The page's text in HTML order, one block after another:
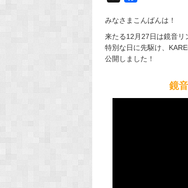
c
e
b
o
みなさまこんばんは！
来たる12月27日は鏡音
特別な日に先駆け、
公開しました！
鏡